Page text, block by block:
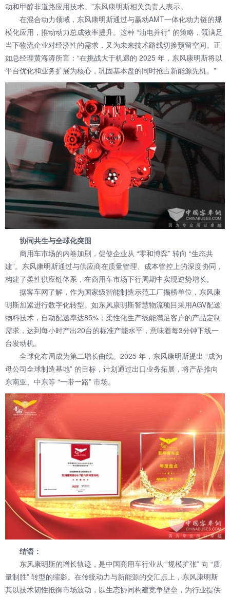
动和甲醇非道路应用技术。”东风康明斯相关负责人表示。
在混合动力领域，东风康明斯通过与赢动AMT一体化动力链的规
模化应用，推动动力总成效率提升。这种 “油电并行” 的策略，既满足
当下物流企业对经济性的需求，又为未来技术路线切换预留空间。正
如总经理黄海涛所言：“在挑战大于机遇的 2025 年，东风康明斯将以
平台优化和业务扩展为核心，巩固基本盘的同时抢占新能源先机。”
协同共生与全球化突围
商用车市场的内卷加剧，促使企业从 “零和博弈” 转向 “生态共
建”。东风康明斯通过与供应商在质量管理、成本管控上的深度协同，
构建了柔性供应链体系，在商用车市场下行周期中实现逆势增长。
据客车网了解，作为国家级智能制造示范工厂揭榜单位，东风康
明斯加紧进行数字化转型。如东风康明斯智慧物流项目采用AGV配送
物料技术，自动配送率达85%；柔性化生产线能满足客户的产品定制
需求，达到每小时产出20台的标准产能水平，意味着每3分钟下线一
台发动机。
全球化布局成为第二增长曲线。2025 年，东风康明斯提出 “成为
母公司全球制造基地” 的目标，计划通过出口业务拓展，将产品推向
东南亚、中东等 “一带一路” 市场。
结语：
东风康明斯的增长轨迹，是中国商用车行业从 “规模扩张” 向 “质
量制胜” 转型的缩影。在传统动力与新能源的交汇点上，东风康明斯
其以技术韧性抵御市场波动，以生态协同构建竞争壁垒，为行业提供